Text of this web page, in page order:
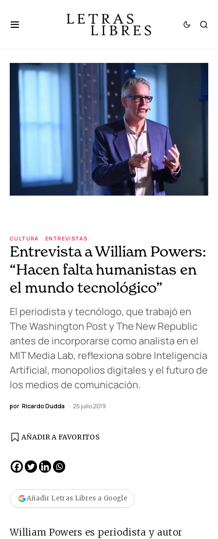
CULTURA ENTREVISTAS
Entrevista a William Powers:
“Hacen falta humanistas en
el mundo tecnológico”
El periodista y tecnólogo, que trabajó en
The Washington Post y The New Republic
antes de incorporarse como analista en el
MIT Media Lab, reflexiona sobre Inteligencia
Artificial, monopolios digitales y el futuro de
los medios de comunicación.
por Ricardo Dudda 25 julio 2019
AÑADIR A FAVORITOS
Añadir Letras Libres a Google
William Powers es periodista y autor